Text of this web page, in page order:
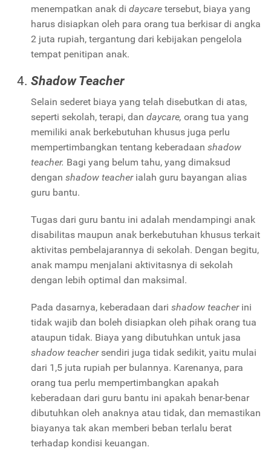
menempatkan anak di daycare tersebut, biaya yang
harus disiapkan oleh para orang tua berkisar di angka
2 juta rupiah, tergantung dari kebijakan pengelola
tempat penitipan anak.
Shadow Teacher
Selain sederet biaya yang telah disebutkan di atas,
seperti sekolah, terapi, dan daycare, orang tua yang
memiliki anak berkebutuhan khusus juga perlu
mempertimbangkan tentang keberadaan shadow
teacher. Bagi yang belum tahu, yang dimaksud
dengan shadow teacher ialah guru bayangan alias
guru bantu.
Tugas dari guru bantu ini adalah mendampingi anak
disabilitas maupun anak berkebutuhan khusus terkait
aktivitas pembelajarannya di sekolah. Dengan begitu,
anak mampu menjalani aktivitasnya di sekolah
dengan lebih optimal dan maksimal.
Pada dasarnya, keberadaan dari shadow teacher ini
tidak wajib dan boleh disiapkan oleh pihak orang tua
ataupun tidak. Biaya yang dibutuhkan untuk jasa
shadow teacher sendiri juga tidak sedikit, yaitu mulai
dari 1,5 juta rupiah per bulannya. Karenanya, para
orang tua perlu mempertimbangkan apakah
keberadaan dari guru bantu ini apakah benar-benar
dibutuhkan oleh anaknya atau tidak, dan memastikan
biayanya tak akan memberi beban terlalu berat
terhadap kondisi keuangan.